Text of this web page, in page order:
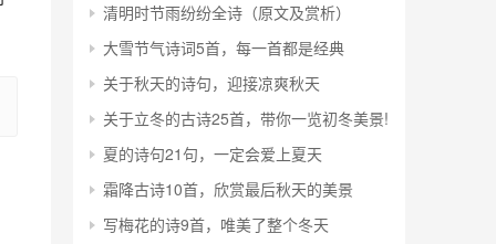
清明时节雨纷纷全诗（原文及赏析）
大雪节气诗词5首，每一首都是经典
关于秋天的诗句，迎接凉爽秋天
关于立冬的古诗25首，带你一览初冬美景!
夏的诗句21句，一定会爱上夏天
霜降古诗10首，欣赏最后秋天的美景
写梅花的诗9首，唯美了整个冬天